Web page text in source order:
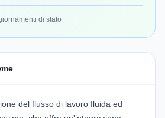
di stato
del flusso di lavoro fluida ed